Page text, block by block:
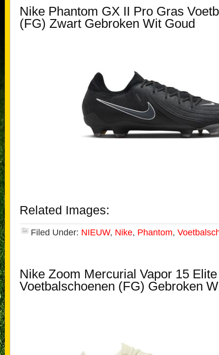
Nike Phantom GX II Pro Gras
(FG) Zwart Gebroken Wit Goud
Related Images:
Filed Under: NIEUW, Nike, Phantom,
Nike Zoom Mercurial Vapor 15
Voetbalschoenen (FG) Gebroken